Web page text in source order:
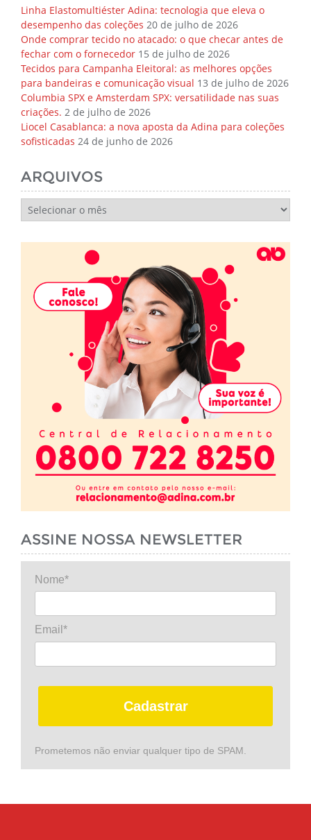
Linha Elastomultiéster Adina: tecnologia que eleva o
desempenho das coleções 20 de julho de 2026
Onde comprar tecido no atacado: o que checar antes de
fechar com o fornecedor 15 de julho de 2026
Tecidos para Campanha Eleitoral: as melhores opções
para bandeiras e comunicação visual 13 de julho de 2026
Columbia SPX e Amsterdam SPX: versatilidade nas suas
criações. 2 de julho de 2026
Liocel Casablanca: a nova aposta da Adina para coleções
sofisticadas 24 de junho de 2026
ARQUIVOS
Arquivos
ASSINE NOSSA NEWSLETTER
Nome*
Email*
Cadastrar
Prometemos não enviar qualquer tipo de SPAM.